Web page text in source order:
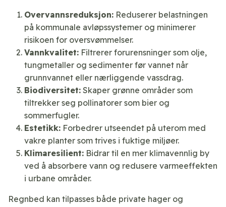
Overvannsreduksjon: Reduserer belastningen
på kommunale avløpssystemer og minimerer
risikoen for oversvømmelser.
Vannkvalitet: Filtrerer forurensninger som olje,
tungmetaller og sedimenter før vannet når
grunnvannet eller nærliggende vassdrag.
Biodiversitet: Skaper grønne områder som
tiltrekker seg pollinatorer som bier og
sommerfugler.
Estetikk: Forbedrer utseendet på uterom med
vakre planter som trives i fuktige miljøer.
Klimaresilient: Bidrar til en mer klimavennlig by
ved å absorbere vann og redusere varmeeffekten
i urbane områder.
Regnbed kan tilpasses både private hager og